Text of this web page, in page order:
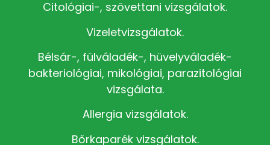
Citológiai-, szövettani vizsgálatok.
Vizeletvizsgálatok.
Bélsár-, fülváladék-, hüvelyváladék-
bakteriológiai, mikológiai, parazitológiai
vizsgálata.
Allergia vizsgálatok.
Bőrkaparék vizsgálatok.